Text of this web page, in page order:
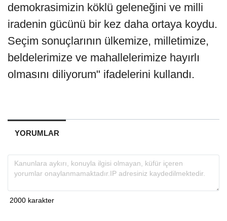
demokrasimizin köklü geleneğini ve milli
iradenin gücünü bir kez daha ortaya koydu.
Seçim sonuçlarının ülkemize, milletimize,
beldelerimize ve mahallelerimize hayırlı
olmasını diliyorum" ifadelerini kullandı.
YORUMLAR